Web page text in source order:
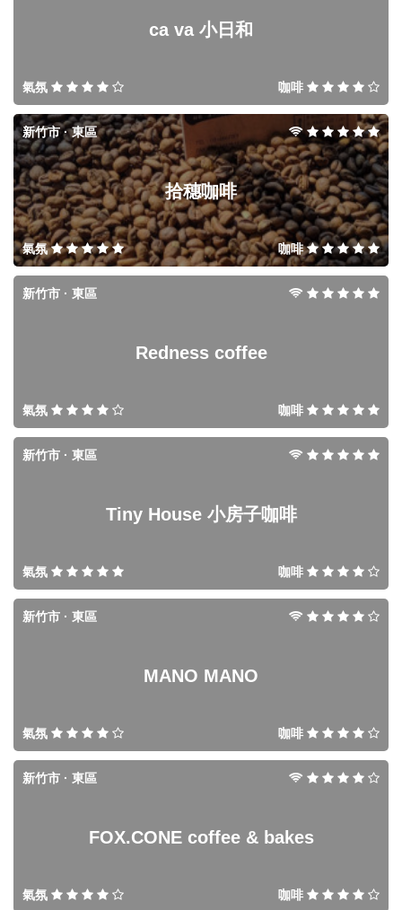
ca va 小日和
氣氛 咖啡
拾穗咖啡
新竹市 · 東區
氣氛 咖啡
Redness coffee
新竹市 · 東區
氣氛 咖啡
Tiny House 小房子咖啡
新竹市 · 東區
氣氛 咖啡
MANO MANO
新竹市 · 東區
氣氛 咖啡
FOX.CONE coffee & bakes
新竹市 · 東區
氣氛 咖啡